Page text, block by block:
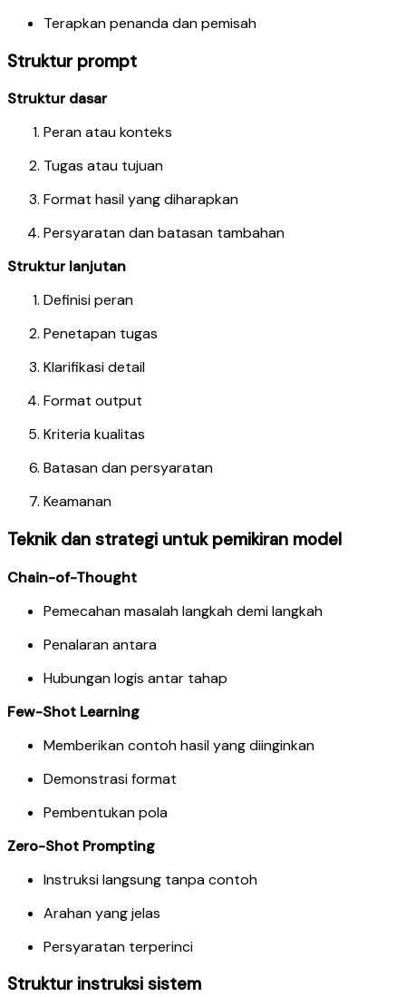
Terapkan penanda dan pemisah
Struktur prompt
Struktur dasar
Peran atau konteks
Tugas atau tujuan
Format hasil yang diharapkan
Persyaratan dan batasan tambahan
Struktur lanjutan
Definisi peran
Penetapan tugas
Klarifikasi detail
Format output
Kriteria kualitas
Batasan dan persyaratan
Keamanan
Teknik dan strategi untuk pemikiran model
Chain-of-Thought
Pemecahan masalah langkah demi langkah
Penalaran antara
Hubungan logis antar tahap
Few-Shot Learning
Memberikan contoh hasil yang diinginkan
Demonstrasi format
Pembentukan pola
Zero-Shot Prompting
Instruksi langsung tanpa contoh
Arahan yang jelas
Persyaratan terperinci
Struktur instruksi sistem